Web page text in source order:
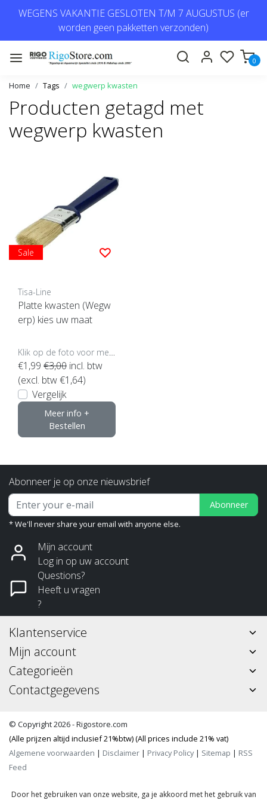
WEGENS VAKANTIE GESLOTEN T/M 7 AUGUSTUS (er
worden geen pakketten verzonden)
0
Home Tags wegwerp kwasten
Producten getagd met
wegwerp kwasten
Sale
Tisa-Line
Platte kwasten (Wegw
erp) kies uw maat
€1,99 €3,00 incl. btw
(excl. btw €1,64)
Vergelijk
Meer info +
Bestellen
Abonneer je op onze nieuwsbrief
Abonneer
* We'll never share your email with anyone else.
Mijn account
Log in op uw account
Questions?
Heeft u vragen
?
Klantenservice
Mijn account
Categorieën
Contactgegevens
© Copyright 2026 - Rigostore.com
(Alle prijzen altijd inclusief 21%btw) (All prices include 21% vat)
Algemene voorwaarden | Disclaimer | Privacy Policy| Sitemap | RSS
Feed
Door het gebruiken van onze website, ga je akkoord met het gebruik van